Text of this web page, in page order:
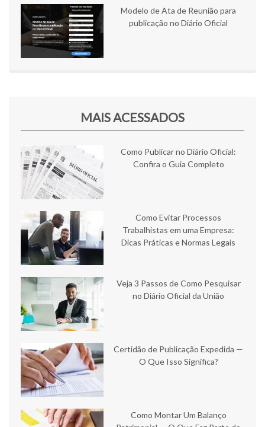
Modelo de Ata de Reunião para
publicação no Diário Oficial
MAIS ACESSADOS
Como Publicar no Diário Oficial:
Confira o Guia Completo
Como Evitar Processos
Trabalhistas em uma Empresa:
Dicas Práticas e Normas Legais
Veja 3 Passos de Como Pesquisar
no Diário Oficial da União
Certidão de Publicação Expedida —
O Que Isso Significa?
Como Montar Um Balanço